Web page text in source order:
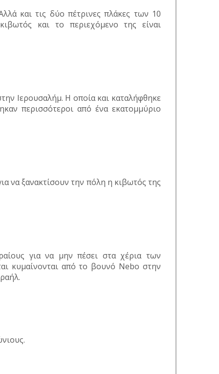
και τις δύο πέτρινες πλάκες των 10
και το περιεχόμενο της είναι
Ιερουσαλήμ. Η οποία και καταλήφθηκε
περισσότεροι από ένα εκατομμύριο
να ξανακτίσουν την πόλη η κιβωτός της
για να μην πέσει στα χέρια των
κυμαίνονται από το βουνό Nebo στην